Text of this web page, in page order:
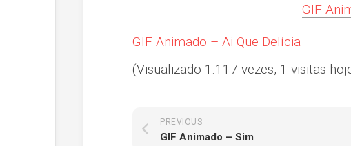
GIF
GIF Animado – Ai Que Delícia
(Visualizado 1.117 vezes, 1 visitas
PREVIOUS
GIF Animado – Sim